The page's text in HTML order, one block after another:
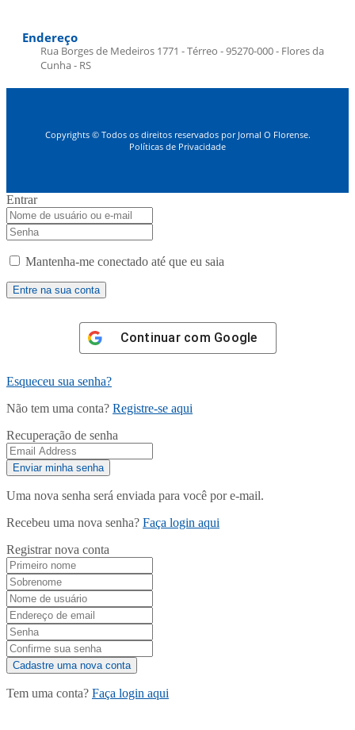
Endereço
Rua Borges de Medeiros 1771 - Térreo - 95270-000 - Flores da
Cunha - RS
Copyrights © Todos os direitos reservados por Jornal O Florense.
Políticas de Privacidade
Entrar
Mantenha-me conectado até que eu saia
Continuar com Google
Esqueceu sua senha?
Não tem uma conta? Registre-se aqui
Recuperação de senha
Uma nova senha será enviada para você por e-mail.
Recebeu uma nova senha? Faça login aqui
Registrar nova conta
Tem uma conta? Faça login aqui